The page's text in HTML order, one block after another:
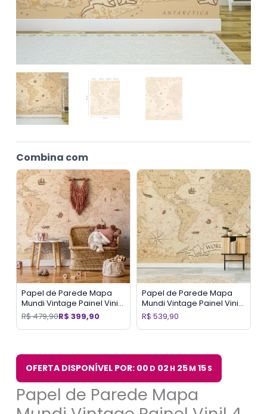
Combina com
Papel de Parede Mapa
Mundi Vintage Painel Vinil
6 rolos 9m²
R$479,90R$ 399,90
Papel de Parede Mapa
Mundi Vintage Painel Vinil
8 rolos 12m²
R$ 539,90
OFERTA DISPONÍVEL POR: 00 D 02 H 25M 14S
Papel de Parede Mapa
quantidade